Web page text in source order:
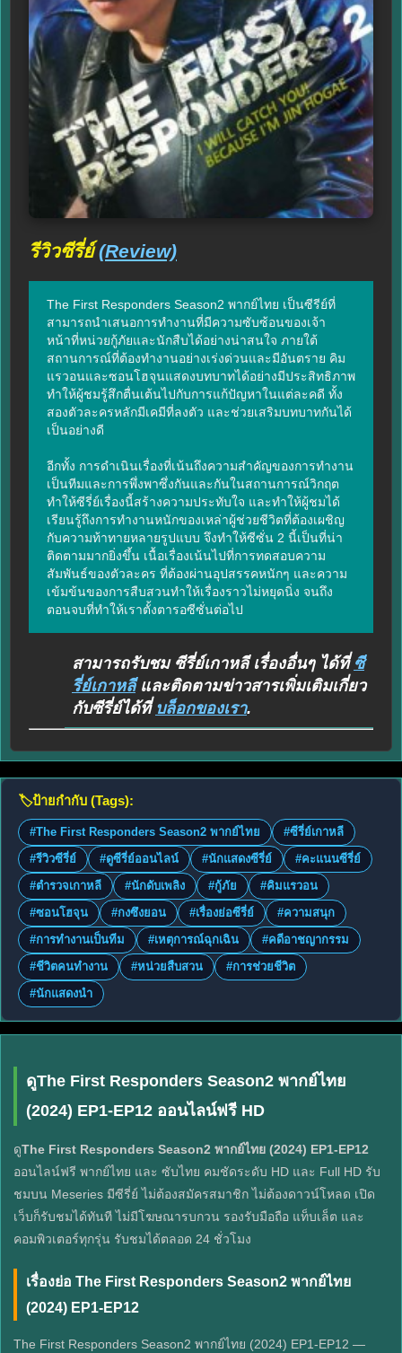
รีวิวซีรี่ย์(Review)
The First Responders Season2 พากย์ไทย เป็นซีรีย์ที่
สามารถนำเสนอการทำงานที่มีความซับซ้อนของเจ้า
หน้าที่หน่วยกู้ภัยและนักสืบได้อย่างน่าสนใจ ภายใต้
สถานการณ์ที่ต้องทำงานอย่างเร่งด่วนและมีอันตราย คิม
แรวอนและซอนโฮจุนแสดงบทบาทได้อย่างมีประสิทธิภาพ
ทำให้ผู้ชมรู้สึกตื่นเต้นไปกับการแก้ปัญหาในแต่ละคดี ทั้ง
สองตัวละครหลักมีเคมีที่ลงตัว และช่วยเสริมบทบาทกันได้
เป็นอย่างดี
อีกทั้ง การดำเนินเรื่องที่เน้นถึงความสำคัญของการทำงาน
เป็นทีมและการพึ่งพาซึ่งกันและกันในสถานการณ์วิกฤต
ทำให้ซีรี่ย์เรื่องนี้สร้างความประทับใจ และทำให้ผู้ชมได้
เรียนรู้ถึงการทำงานหนักของเหล่าผู้ช่วยชีวิตที่ต้องเผชิญ
กับความท้าทายหลายรูปแบบ จึงทำให้ซีซั่น 2 นี้เป็นที่น่า
ติดตามมากยิ่งขึ้น เนื้อเรื่องเน้นไปที่การทดสอบความ
สัมพันธ์ของตัวละคร ที่ต้องผ่านอุปสรรคหนักๆ และความ
เข้มข้นของการสืบสวนทำให้เรื่องราวไม่หยุดนิ่ง จนถึง
ตอนจบที่ทำให้เราตั้งตารอซีซั่นต่อไป
สามารถรับชม ซีรี่ย์เกาหลี เรื่องอื่นๆ ได้ที่ ซี
รี่ย์เกาหลีและติดตามข่าวสารเพิ่มเติมเกี่ยว
กับซีรี่ย์ได้ที่ บล็อกของเรา.
🏷️ป้ายกำกับ (Tags):
#The First Responders Season2 พากย์ไทย
#ซีรี่ย์เกาหลี
#รีวิวซีรี่ย์
#ดูซีรี่ย์ออนไลน์ #นักแสดงซีรี่ย์
#คะแนนซีรี่ย์
#ตำรวจเกาหลี
#นักดับเพลิง #กู้ภัย
#คิมแรวอน
#ซอนโฮจุน
#กงซึงยอน #เรื่องย่อซีรี่ย์
#ความสนุก
#การทำงานเป็นทีม
#เหตุการณ์ฉุกเฉิน
#คดีอาชญากรรม
#ชีวิตคนทำงาน
#หน่วยสืบสวน
#การช่วยชีวิต
#นักแสดงนำ
ดูThe First Responders Season2 พากย์ไทย
(2024) EP1-EP12 ออนไลน์ฟรี HD
ดูThe First Responders Season2 พากย์ไทย (2024) EP1-EP12
ออนไลน์ฟรี พากย์ไทย และ ซับไทย คมชัดระดับ HD และ Full HD รับ
ชมบน Meseries มีซีรี่ย์ ไม่ต้องสมัครสมาชิก ไม่ต้องดาวน์โหลด เปิด
เว็บก็รับชมได้ทันที ไม่มีโฆษณารบกวน รองรับมือถือ แท็บเล็ต และ
คอมพิวเตอร์ทุกรุ่น รับชมได้ตลอด 24 ชั่วโมง
เรื่องย่อ The First Responders Season2 พากย์ไทย
(2024) EP1-EP12
The First Responders Season2 พากย์ไทย (2024) EP1-EP12 —